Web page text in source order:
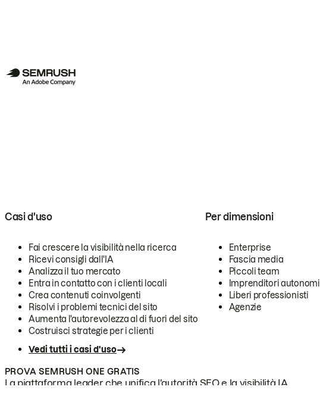
Casi d'uso
Fai crescere la visibilità nella ricerca
Ricevi consigli dall'IA
Analizza il tuo mercato
Entra in contatto con i clienti locali
Crea contenuti coinvolgenti
Risolvi i problemi tecnici del sito
Aumenta l'autorevolezza al di fuori del sito
Costruisci strategie per i clienti
Vedi tutti i casi d'uso
Per dimensioni
Enterprise
Fascia media
Piccoli team
Imprenditori autonomi
Liberi professionisti
Agenzie
PROVA SEMRUSH ONE GRATIS
La piattaforma leader che unifica l'autorità SEO e la visibilità IA.